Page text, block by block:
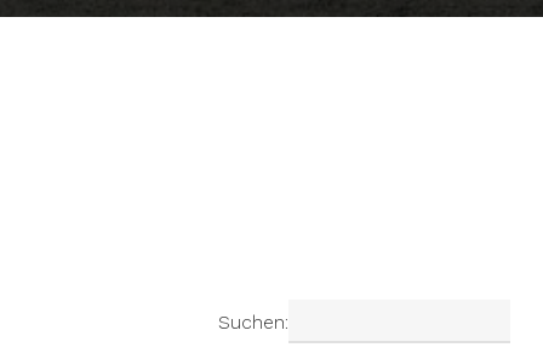
Suchen: